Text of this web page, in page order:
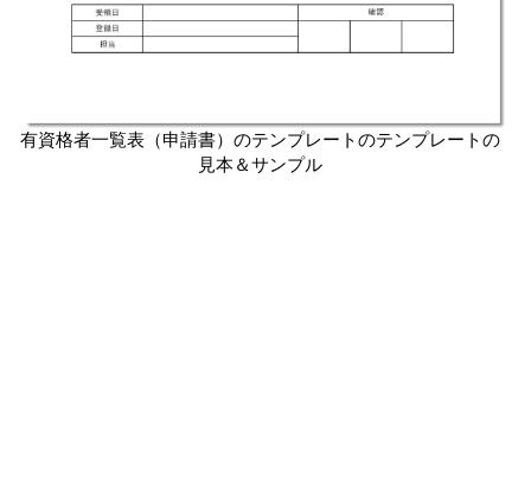
有資格者一覧表（申請書）のテンプレートのテンプレートの
見本＆サンプル